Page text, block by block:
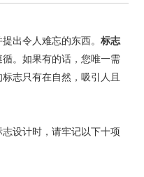
出令人难忘的东西。标志
。如果有的话，您唯一需
志只有在自然，吸引人且
志设计时，请牢记以下十项